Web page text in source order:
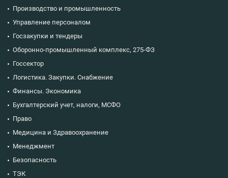
Производство и промышленность
Управление персоналом
Госзакупки и тендеры
Оборонно-промышленный комплекс, 275-ФЗ
Госсектор
Логистика. Закупки. Снабжение
Финансы. Экономика
Бухгалтерский учет, налоги, МСФО
Право
Медицина и Здравоохранение
Менеджмент
Безопасность
ТЭК